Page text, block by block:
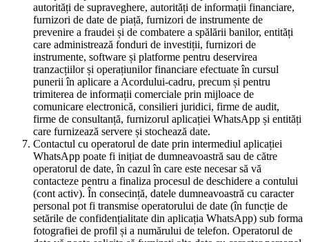
autorități de supraveghere, autorități de informații financiare,
furnizori de date de piață, furnizori de instrumente de
prevenire a fraudei și de combatere a spălării banilor, entități
care administrează fonduri de investiții, furnizori de
instrumente, software și platforme pentru deservirea
tranzacțiilor și operațiunilor financiare efectuate în cursul
punerii în aplicare a Acordului-cadru, precum și pentru
trimiterea de informații comerciale prin mijloace de
comunicare electronică, consilieri juridici, firme de audit,
firme de consultanță, furnizorul aplicației WhatsApp și entități
care furnizează servere și stochează date.
Contactul cu operatorul de date prin intermediul aplicației
WhatsApp poate fi inițiat de dumneavoastră sau de către
operatorul de date, în cazul în care este necesar să vă
contacteze pentru a finaliza procesul de deschidere a contului
(cont activ). În consecință, datele dumneavoastră cu caracter
personal pot fi transmise operatorului de date (în funcție de
setările de confidențialitate din aplicația WhatsApp) sub forma
fotografiei de profil și a numărului de telefon. Operatorul de